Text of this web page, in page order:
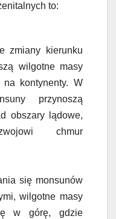
to:
zmiany kierunku
wilgotne masy
kontynenty. W
przynoszą
obszary lądowe,
chmur
się monsunów
wilgotne masy
w górę, gdzie